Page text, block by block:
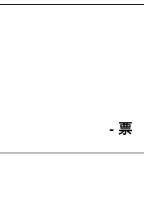
- 票